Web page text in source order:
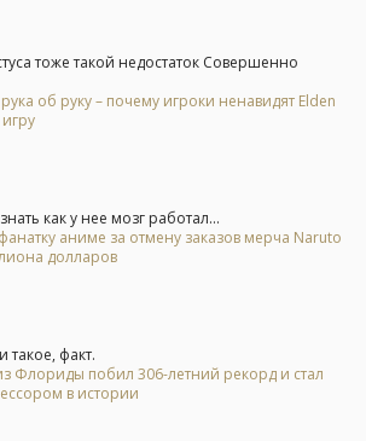
тоже такой недостаток Совершенно
об руку – почему игроки ненавидят Elden
как у нее мозг работал...
аниме за отмену заказов мерча Naruto
долларов
такое, факт.
Флориды побил 306-летний рекорд и стал
в истории